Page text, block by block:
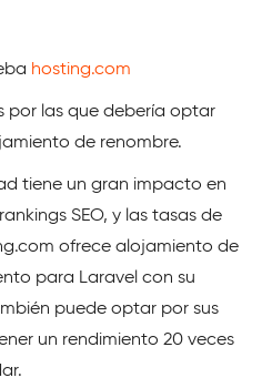
hosting.com
por las que debería optar
de renombre.
tiene un gran impacto en
SEO, y las tasas de
ofrece alojamiento de
para Laravel con su
puede optar por sus
un rendimiento 20 veces